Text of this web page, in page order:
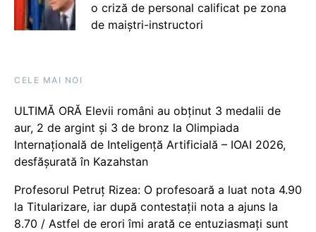
o criză de personal calificat pe zona
de maiștri-instructori
CELE MAI NOI
ULTIMĂ ORĂ Elevii români au obținut 3 medalii de
aur, 2 de argint și 3 de bronz la Olimpiada
Internațională de Inteligență Artificială – IOAI 2026,
desfășurată în Kazahstan
Profesorul Petruț Rizea: O profesoară a luat nota 4.90
la Titularizare, iar după contestații nota a ajuns la
8.70 / Astfel de erori îmi arată ce entuziasmați sunt